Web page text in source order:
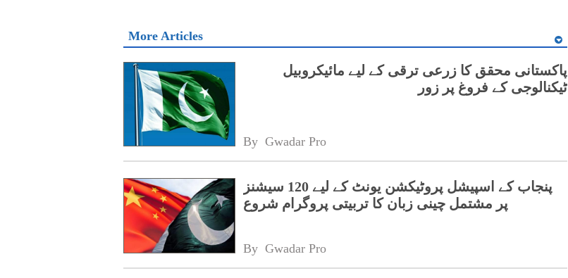
More Articles
پاکستانی محقق کا زرعی ترقی کے لیے مائیکروبیل
ٹیکنالوجی کے فروغ پر زور
By Gwadar Pro
پنجاب کے اسپیشل پروٹیکشن یونٹ کے لیے 120 سیشنز
پر مشتمل چینی زبان کا تربیتی پروگرام شروع
By Gwadar Pro